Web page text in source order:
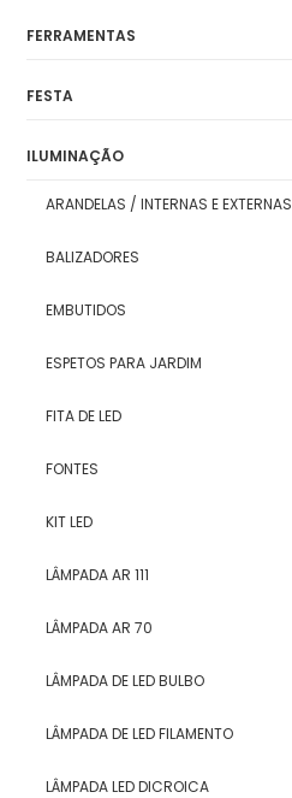
FERRAMENTAS
FESTA
ILUMINAÇÃO
ARANDELAS / INTERNAS E EXTERNAS
BALIZADORES
EMBUTIDOS
ESPETOS PARA JARDIM
FITA DE LED
FONTES
KIT LED
LÂMPADA AR 111
LÂMPADA AR 70
LÂMPADA DE LED BULBO
LÂMPADA DE LED FILAMENTO
LÂMPADA LED DICROICA